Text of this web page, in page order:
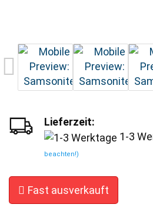
Lieferzeit:
1-3
beachten!)
Fast ausverkauft